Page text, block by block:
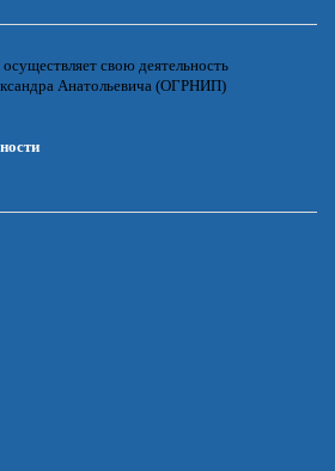
свою деятельность
Анатольевича (ОГРНИП)